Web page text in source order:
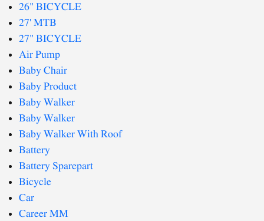
26" BICYCLE
27' MTB
27" BICYCLE
Air Pump
Baby Chair
Baby Product
Baby Walker
Baby Walker
Baby Walker With Roof
Battery
Battery Sparepart
Bicycle
Car
Career MM